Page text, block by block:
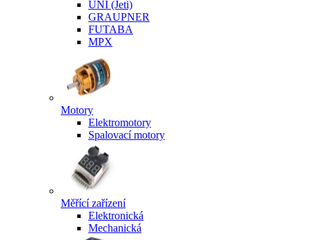
UNI (Jeti)
GRAUPNER
FUTABA
MPX
Motory
Elektromotory
Spalovací motory
Měřící zařízení
Elektronická
Mechanická